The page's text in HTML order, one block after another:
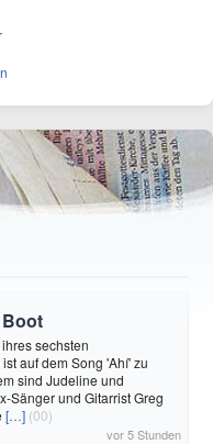
sechsten
auf dem Song 'Ahí' zu
sind Judeline und
Sänger und Gitarrist Greg
[…] (00)
vor 5 Stunden